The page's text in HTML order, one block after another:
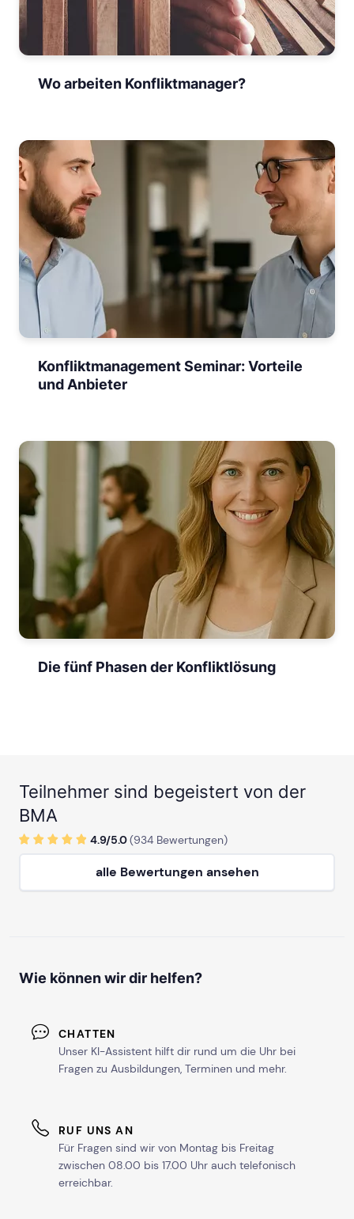
Wo arbeiten Konfliktmanager?
Konfliktmanagement Seminar: Vorteile
und Anbieter
Die fünf Phasen der Konfliktlösung
Teilnehmer sind begeistert von der
BMA
4.9/5.0(934 Bewertungen)
alle Bewertungen ansehen
Wie können wir dir helfen?
CHATTEN
Unser KI-Assistent hilft dir rund um die Uhr bei
Fragen zu Ausbildungen, Terminen und mehr.
RUF UNS AN
Für Fragen sind wir von Montag bis Freitag
zwischen 08.00 bis 17.00 Uhr auch telefonisch
erreichbar.